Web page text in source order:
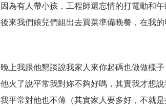
因為有人帶小孩，工程師還忘情的打電動和
後來我們娘兒們組出去買菜準備晚餐，在我
晚上我跟他懇談說我家人來你起碼也做做樣
他火了說平常我對妳不夠好嗎，其實我才想
我平常對他也不薄（其實家人要多好，不就